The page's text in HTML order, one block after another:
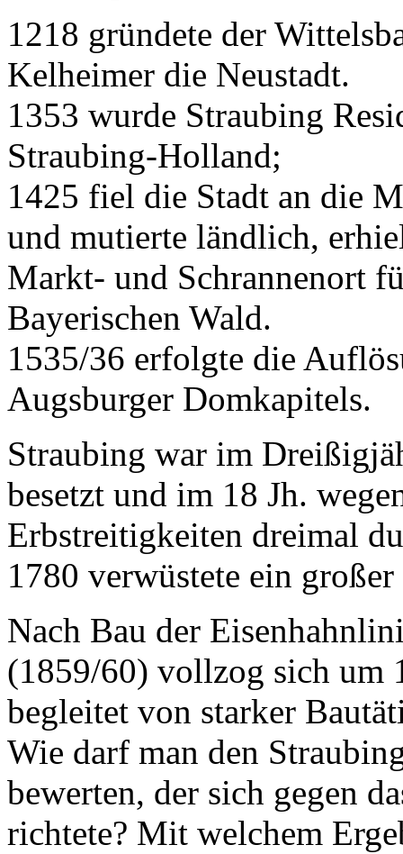
1218 gründete der
Kelheimer die Neustadt.
1353 wurde Straubing
Straubing-Holland;
1425 fiel die Stadt an die
und mutierte ländlich,
Markt- und Schrannenort
Bayerischen Wald.
1535/36 erfolgte die
Augsburger Domkapitels.
Straubing war im
besetzt und im 18 Jh.
Erbstreitigkeiten dreimal
1780 verwüstete ein
Nach Bau der
(1859/60) vollzog sich um
begleitet von starker
Wie darf man den
bewerten, der sich gegen
richtete? Mit welchem